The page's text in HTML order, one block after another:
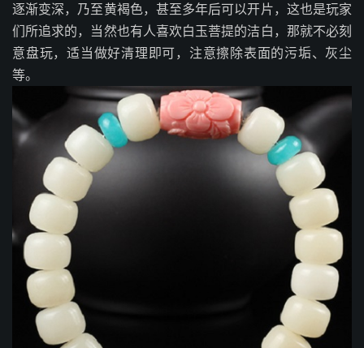
逐渐变深，乃至黄褐色，甚至多年后可以开片，这也是玩家
们所追求的，当然也有人喜欢白玉菩提的洁白，那就不必刻
意盘玩，适当做好清理即可，注意擦除表面的污垢、灰尘
等。